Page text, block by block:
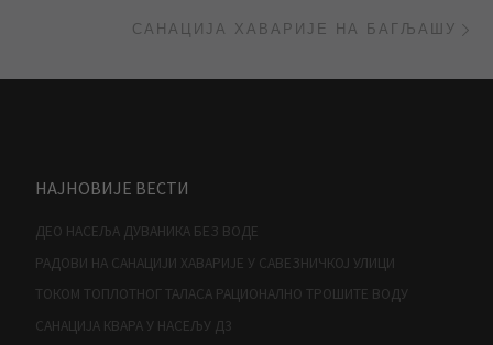
САНАЦИЈА ХАВАРИЈЕ НА БАГЉАШУ
НАЈНОВИЈЕ ВЕСТИ
ДЕО НАСЕЉА ДУВАНИКА БЕЗ ВОДЕ
РАДОВИ НА САНАЦИЈИ ХАВАРИЈЕ У САВЕЗНИЧКОЈ УЛИЦИ
ТОКОМ ТОПЛОТНОГ ТАЛАСА РАЦИОНАЛНО ТРОШИТЕ ВОДУ
САНАЦИЈА КВАРА У НАСЕЉУ Д3